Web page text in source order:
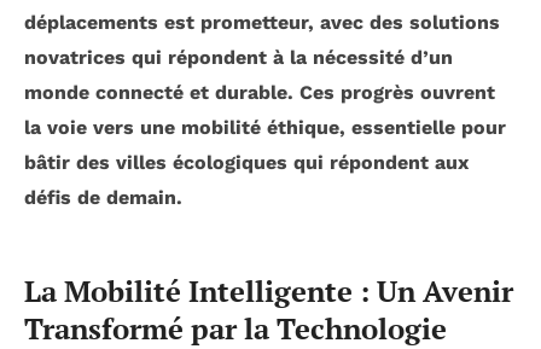
déplacements est prometteur, avec des solutions
novatrices qui répondent à la nécessité d’un
monde connecté et durable. Ces progrès ouvrent
la voie vers une mobilité éthique, essentielle pour
bâtir des villes écologiques qui répondent aux
défis de demain.
La Mobilité Intelligente : Un Avenir
Transformé par la Technologie